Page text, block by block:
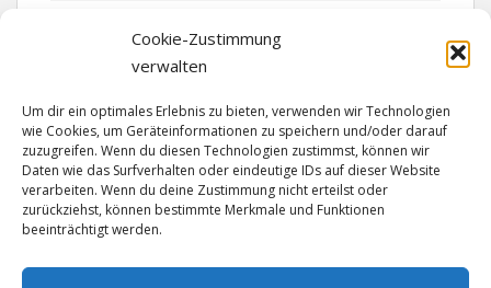
Cookie-Zustimmung
verwalten
Um dir ein optimales Erlebnis zu bieten, verwenden wir Technologien
wie Cookies, um Geräteinformationen zu speichern und/oder darauf
zuzugreifen. Wenn du diesen Technologien zustimmst, können wir
Daten wie das Surfverhalten oder eindeutige IDs auf dieser Website
verarbeiten. Wenn du deine Zustimmung nicht erteilst oder
zurückziehst, können bestimmte Merkmale und Funktionen
beeinträchtigt werden.
Vandalismus
Verkehr
Verkehrsunfall
Vermisst
Waffen